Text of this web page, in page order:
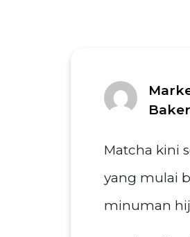
Matcha kini
yang mulai
minuman